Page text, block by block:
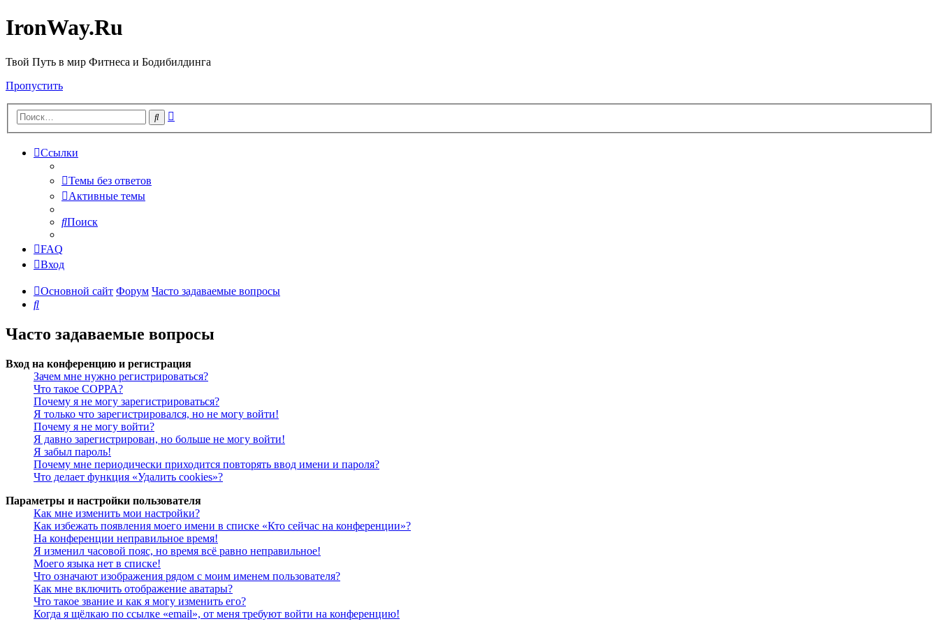
IronWay.Ru
Твой Путь в мир Фитнеса и Бодибилдинга
Пропустить
Поиск
Ссылки
Темы без ответов
Активные темы
Поиск
FAQ
Вход
Основной сайт Форум Часто задаваемые вопросы
Поиск
Часто задаваемые вопросы
Вход на конференцию и регистрация
Зачем мне нужно регистрироваться?
Что такое COPPA?
Почему я не могу зарегистрироваться?
Я только что зарегистрировался, но не могу войти!
Почему я не могу войти?
Я давно зарегистрирован, но больше не могу войти!
Я забыл пароль!
Почему мне периодически приходится повторять ввод имени и пароля?
Что делает функция «Удалить cookies»?
Параметры и настройки пользователя
Как мне изменить мои настройки?
Как избежать появления моего имени в списке «Кто сейчас на конференции»?
На конференции неправильное время!
Я изменил часовой пояс, но время всё равно неправильное!
Моего языка нет в списке!
Что означают изображения рядом с моим именем пользователя?
Как мне включить отображение аватары?
Что такое звание и как я могу изменить его?
Когда я щёлкаю по ссылке «email», от меня требуют войти на конференцию!